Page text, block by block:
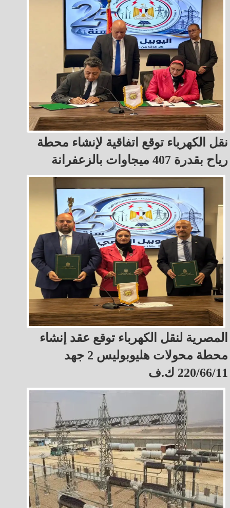
نقل الكهرباء توقع اتفاقية لإنشاء محطة
رياح بقدرة 407 ميجاوات بالزعفرانة
المصرية لنقل الكهرباء توقع عقد إنشاء
محطة محولات هليوبوليس 2 جهد
220/66/11 ك.ف